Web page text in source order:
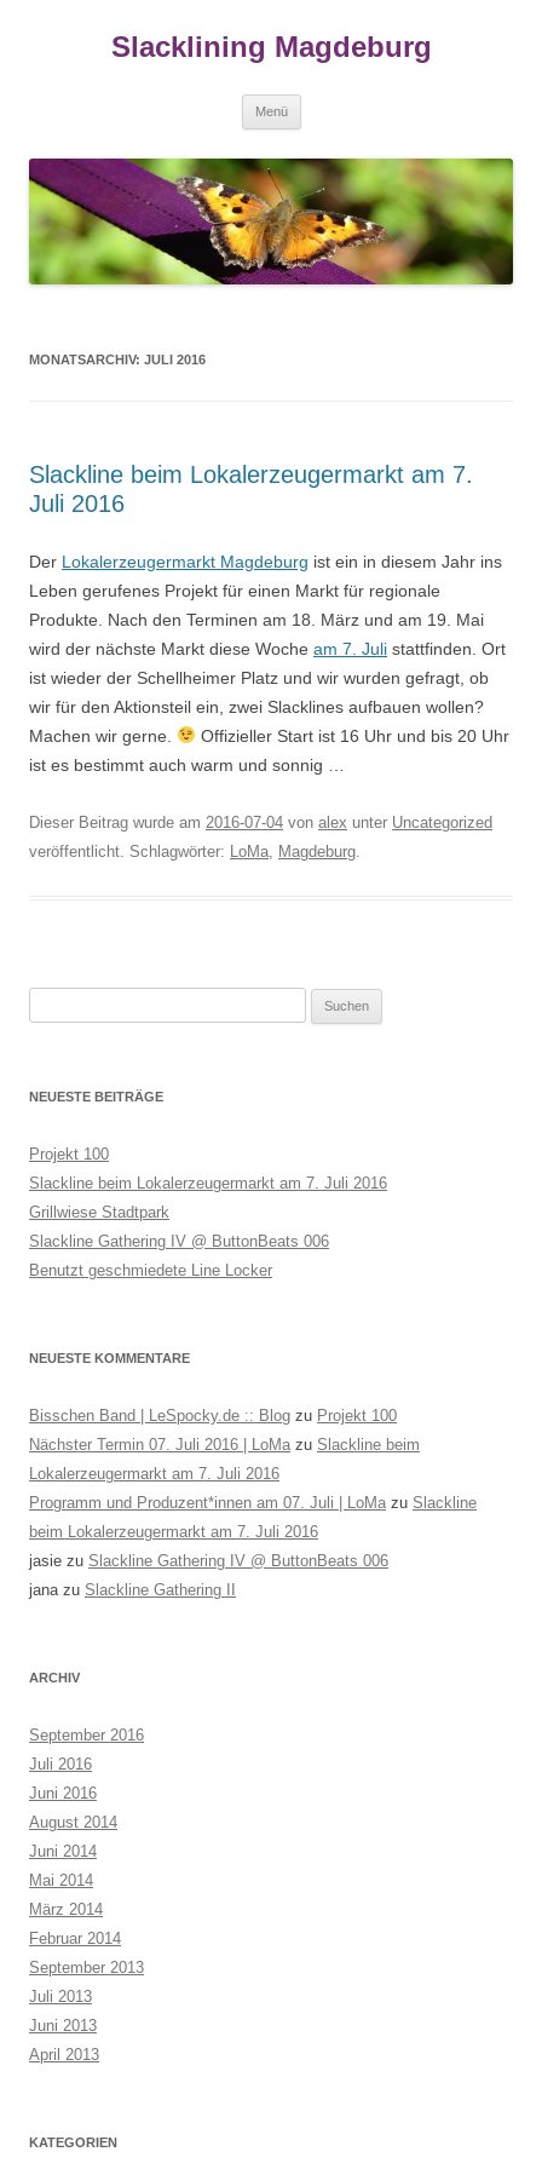
Slacklining Magdeburg
Menü
MONATSARCHIV: JULI 2016
Slackline beim Lokalerzeugermarkt am 7.
Juli 2016
Der Lokalerzeugermarkt Magdeburg ist ein in diesem Jahr ins
Leben gerufenes Projekt für einen Markt für regionale
Produkte. Nach den Terminen am 18. März und am 19. Mai
wird der nächste Markt diese Woche am 7. Juli stattfinden. Ort
ist wieder der Schellheimer Platz und wir wurden gefragt, ob
wir für den Aktionsteil ein, zwei Slacklines aufbauen wollen?
Machen wir gerne.
Offizieller Start ist 16 Uhr und bis 20 Uhr
ist es bestimmt auch warm und sonnig …
Dieser Beitrag wurde am 2016-07-04 von alex unter Uncategorized
veröffentlicht. Schlagwörter:
LoMa Magdeburg
NEUESTE BEITRÄGE
Projekt 100
Slackline beim Lokalerzeugermarkt am 7. Juli 2016
Grillwiese Stadtpark
Slackline Gathering IV @ ButtonBeats 006
Benutzt geschmiedete Line Locker
NEUESTE KOMMENTARE
Bisschen Band | LeSpocky.de :: Blog zu Projekt 100
Nächster Termin 07. Juli 2016 | LoMa zu Slackline beim
Lokalerzeugermarkt am 7. Juli 2016
Programm und Produzent*innen am 07. Juli | LoMa zu Slackline
beim Lokalerzeugermarkt am 7. Juli 2016
jasie zu Slackline Gathering IV @ ButtonBeats 006
jana zu Slackline Gathering II
ARCHIV
September 2016
Juli 2016
Juni 2016
August 2014
Juni 2014
Mai 2014
März 2014
Februar 2014
September 2013
Juli 2013
Juni 2013
April 2013
KATEGORIEN